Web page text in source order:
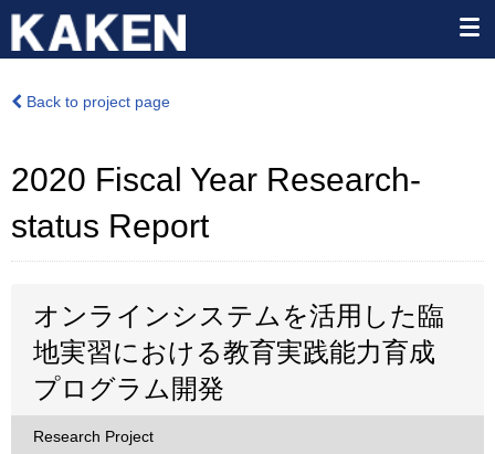
Back to project page
2020 Fiscal Year Research-
status Report
オンラインシステムを活用した臨
地実習における教育実践能力育成
プログラム開発
Research Project